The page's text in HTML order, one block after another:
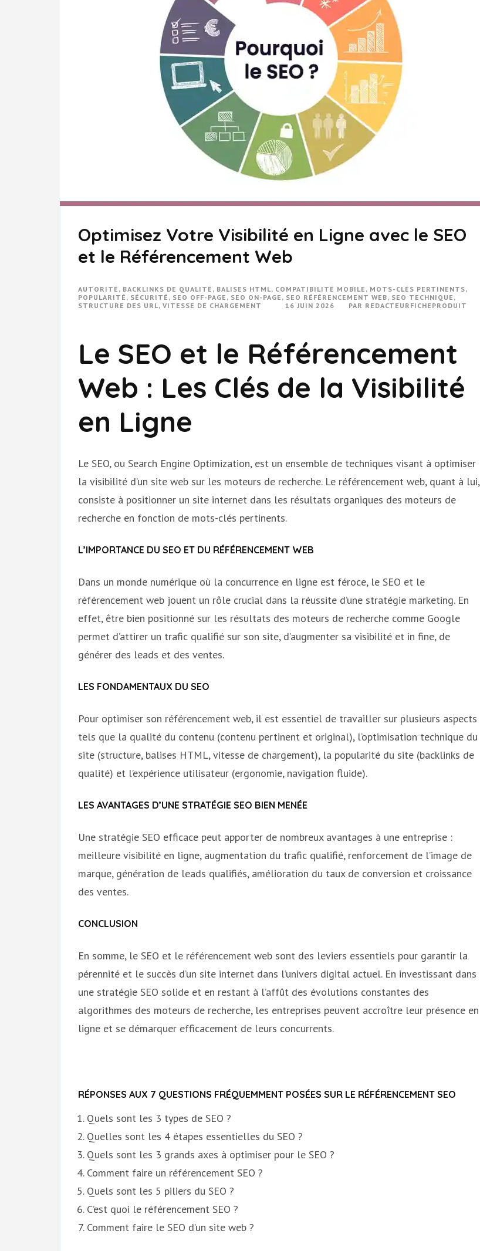
Optimisez Votre Visibilité en Ligne avec le SEO
et le Référencement Web
AUTORITÉ , BACKLINKS DE QUALITÉ , BALISES HTML, COMPATIBILITÉ MOBILE , MOTS-CLÉS PERTINENTS,
POPULARITÉ , SÉCURITÉ , SEO OFF-PAGE , SEO ON-PAGE , SEO RÉFÉRENCEMENT WEB, SEO TECHNIQUE ,
STRUCTURE DES URL, VITESSE DE CHARGEMENT 16 JUIN 2026 PAR REDACTEURFICHEPRODUIT
Le SEO et le Référencement
Web : Les Clés de la Visibilité
en Ligne
Le SEO, ou Search Engine Optimization, est un ensemble de techniques visant à optimiser
la visibilité d’un site web sur les moteurs de recherche. Le référencement web, quant à lui,
consiste à positionner un site internet dans les résultats organiques des moteurs de
recherche en fonction de mots-clés pertinents.
L’IMPORTANCE DU SEO ET DU RÉFÉRENCEMENT WEB
Dans un monde numérique où la concurrence en ligne est féroce, le SEO et le
référencement web jouent un rôle crucial dans la réussite d’une stratégie marketing. En
effet, être bien positionné sur les résultats des moteurs de recherche comme Google
permet d’attirer un trafic qualifié sur son site, d’augmenter sa visibilité et in fine, de
générer des leads et des ventes.
LES FONDAMENTAUX DU SEO
Pour optimiser son référencement web, il est essentiel de travailler sur plusieurs aspects
tels que la qualité du contenu (contenu pertinent et original), l’optimisation technique du
site (structure, balises HTML, vitesse de chargement), la popularité du site (backlinks de
qualité) et l’expérience utilisateur (ergonomie, navigation fluide).
LES AVANTAGES D’UNE STRATÉGIE SEO BIEN MENÉE
Une stratégie SEO efficace peut apporter de nombreux avantages à une entreprise :
meilleure visibilité en ligne, augmentation du trafic qualifié, renforcement de l’image de
marque, génération de leads qualifiés, amélioration du taux de conversion et croissance
des ventes.
CONCLUSION
En somme, le SEO et le référencement web sont des leviers essentiels pour garantir la
pérennité et le succès d’un site internet dans l’univers digital actuel. En investissant dans
une stratégie SEO solide et en restant à l’affût des évolutions constantes des
algorithmes des moteurs de recherche, les entreprises peuvent accroître leur présence en
ligne et se démarquer efficacement de leurs concurrents.
RÉPONSES AUX 7 QUESTIONS FRÉQUEMMENT POSÉES SUR LE RÉFÉRENCEMENT SEO
Quels sont les 3 types de SEO ?
Quelles sont les 4 étapes essentielles du SEO ?
Quels sont les 3 grands axes à optimiser pour le SEO ?
Comment faire un référencement SEO ?
Quels sont les 5 piliers du SEO ?
C’est quoi le référencement SEO ?
Comment faire le SEO d’un site web ?